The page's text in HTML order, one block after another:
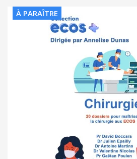
À PARAÎTRE